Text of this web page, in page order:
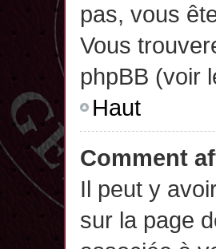
pas, vous
Vous
phpBB (voir
Haut
Comment
Il peut y
sur la page